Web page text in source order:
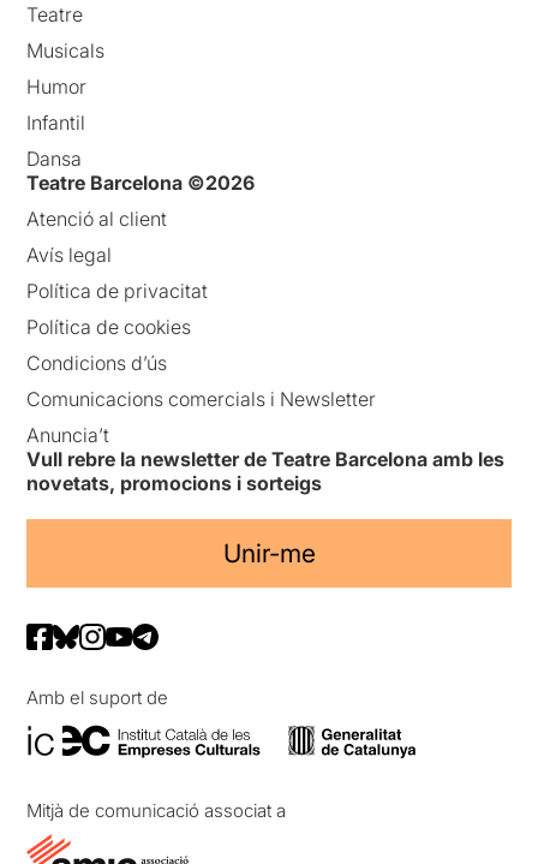
Teatre
Musicals
Humor
Infantil
Dansa
Teatre Barcelona ©2026
Atenció al client
Avís legal
Política de privacitat
Política de cookies
Condicions d’ús
Comunicacions comercials i Newsletter
Anuncia’t
Vull rebre la newsletter de Teatre Barcelona amb les
novetats, promocions i sorteigs
Unir-me
Amb el suport de
Mitjà de comunicació associat a